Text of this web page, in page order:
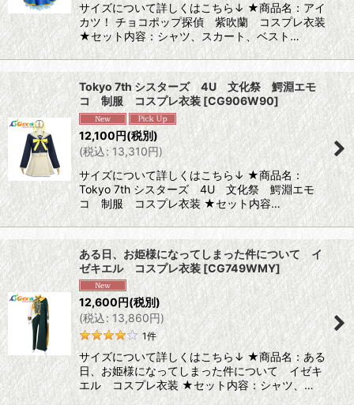
サイズについて詳しくはこちら↓ ★商品名：アイ
カツ！ チョコポップ探偵 紫吹蘭 コスプレ衣装
★セット内容：シャツ、スカート、ベスト…
Tokyo 7th シスターズ 4U 文化祭 鰐淵エモ
コ 制服 コスプレ衣装[CG906W90]
12,100円(税別)
(税込: 13,310円)
サイズについて詳しくはこちら↓ ★商品名：
Tokyo 7th シスターズ 4U 文化祭 鰐淵エモ
コ 制服 コスプレ衣装 ★セット内容…
ある日、お姫様になってしまった件について イ
ゼキエル コスプレ衣装[CG749WMY]
12,600円(税別)
(税込: 13,860円)
1件
サイズについて詳しくはこちら↓ ★商品名：ある
日、お姫様になってしまった件について イゼキ
エル コスプレ衣装 ★セット内容：シャツ、…